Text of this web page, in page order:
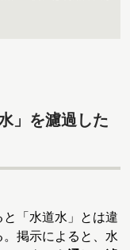
」を濾過した
「水道水」とは違
掲示によると、水